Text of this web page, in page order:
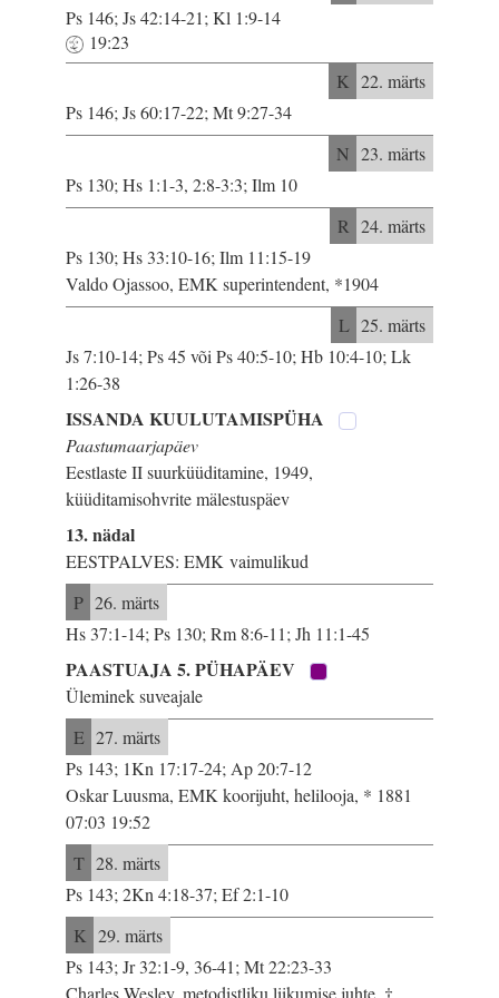
Ps 146; Js 42:14-21; Kl 1:9-14
19:23
K 22. märts
Ps 146; Js 60:17-22; Mt 9:27-34
N 23. märts
Ps 130; Hs 1:1-3, 2:8-3:3; Ilm 10
R 24. märts
Ps 130; Hs 33:10-16; Ilm 11:15-19
Valdo Ojassoo, EMK superintendent, *1904
L 25. märts
Js 7:10-14; Ps 45 või Ps 40:5-10; Hb 10:4-10; Lk
1:26-38
ISSANDA KUULUTAMISPÜHA
Paastumaarjapäev
Eestlaste II suurküüditamine, 1949,
küüditamisohvrite mälestuspäev
13. nädal
EESTPALVES: EMK vaimulikud
P 26. märts
Hs 37:1-14; Ps 130; Rm 8:6-11; Jh 11:1-45
PAASTUAJA 5. PÜHAPÄEV
Üleminek suveajale
E 27. märts
Ps 143; 1Kn 17:17-24; Ap 20:7-12
Oskar Luusma, EMK koorijuht, helilooja, * 1881
07:03 19:52
T 28. märts
Ps 143; 2Kn 4:18-37; Ef 2:1-10
K 29. märts
Ps 143; Jr 32:1-9, 36-41; Mt 22:23-33
Charles Wesley, metodistliku liikumise juhte, †